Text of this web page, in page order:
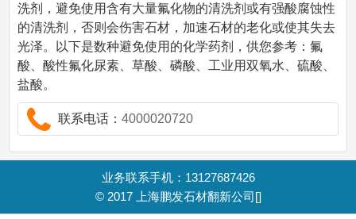
洗剂，避免使用含有大量氟化物的清洗剂或有强酸腐蚀性
的清洗剂，否则会伤害石材，加速石材的老化或使其失去
光泽。以下是数种避免使用的化学药剂，供您参考：氟
酸、酸性氟化尿素、草酸、磷酸、工业用双氧水、硫酸、
盐酸。
联系电话：4000020720
业务联系手机：13127687426
© 2017
上海鹏发石材翻新公司[]